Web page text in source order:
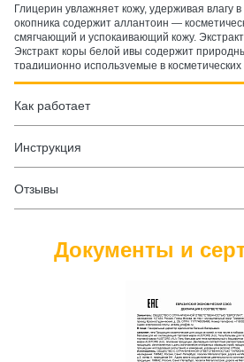
Глицерин увлажняет кожу, удерживая влагу
окопника содержит аллантоин —
смягчающий и успокаивающий кожу.
Экстракт коры белой ивы содержит
традиционно используемые в косметических
применение делает кожу мягкой и
Для антиоксидантного ухода за кожей:
Экстракт софоры японской богат рутином
антиоксидантом. Флавоноиды сабельника и
обладают антиоксидантными свойствами,
дополняют антиоксидантный уход.
Для ухода за кожей после физической
нагрузок и тренировок. Ментол придаёт
эффект. Эфирное масло розмарина
Как работает
Инструкция
Отзывы
Документы и